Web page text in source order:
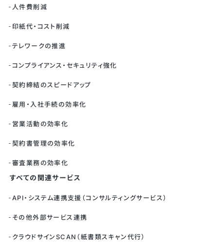
人件費削減
印紙代・コスト削減
テレワークの推進
コンプライアンス・セキュリティ強化
契約締結のスピードアップ
雇用・入社手続の効率化
営業活動の効率化
契約書管理の効率化
審査業務の効率化
すべての関連サービス
API・システム連携支援（コンサルティングサービス）
その他外部サービス連携
クラウドサインSCAN（紙書類スキャン代行）